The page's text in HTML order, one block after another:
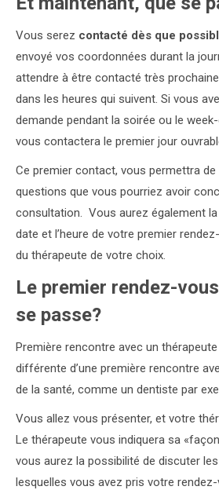
Vous serez contacté dès que
envoyé vos coordonnées durant la
attendre à être contacté très
dans les heures qui suivent. Si vous
demande pendant la soirée ou le
vous contactera le premier jour
Ce premier contact, vous permettra
questions que vous pourriez avoir
consultation. Vous aurez également
date et l’heure de votre premier
du thérapeute de votre choix.
Le premier rendez-
se passe?
Première rencontre avec un
différente d’une première rencontre
de la santé, comme un dentiste par
Vous allez vous présenter, et votre
Le thérapeute vous indiquera sa
vous aurez la possibilité de discuter
lesquelles vous avez pris votre